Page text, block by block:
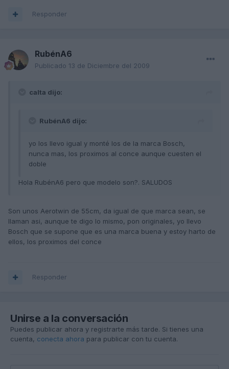
Responder
RubénA6
Publicado 13 de Diciembre del 2009
calta dijo:
RubénA6 dijo:
yo los llevo igual y monté los de la marca Bosch,
nunca mas, los proximos al conce aunque cuesten el
doble
Hola RubénA6 pero que modelo son?. SALUDOS
Son unos Aerotwin de 55cm, da igual de que marca sean, se
llaman asi, aunque te digo lo mismo, pon originales, yo llevo
Bosch que se supone que es una marca buena y estoy harto de
ellos, los proximos del conce
Responder
Unirse a la conversación
Puedes publicar ahora y registrarte más tarde. Si tienes una
cuenta, conecta ahora para publicar con tu cuenta.